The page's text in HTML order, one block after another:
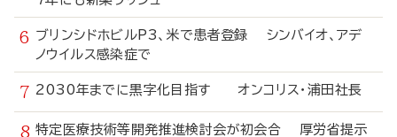
ブリンシドホビルP3、米で患者登録 シンバイオ、アデ
ノウイルス感染症で
2030年までに黒字化目指す オンコリス・浦田社長
特定医療技術等開発推進検討会が初会合 厚労省提示